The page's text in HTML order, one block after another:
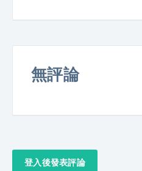
無評論
登入後發表評論